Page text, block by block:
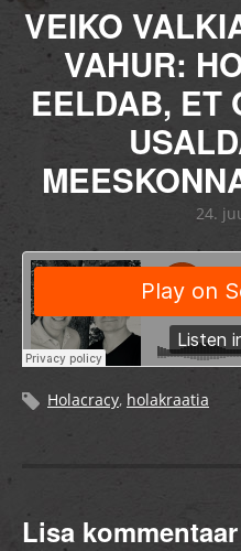
VEIKO
VAHUR:
EELDAB, ET
24.
Holacracy, holakraatia
Lisa kommentaar